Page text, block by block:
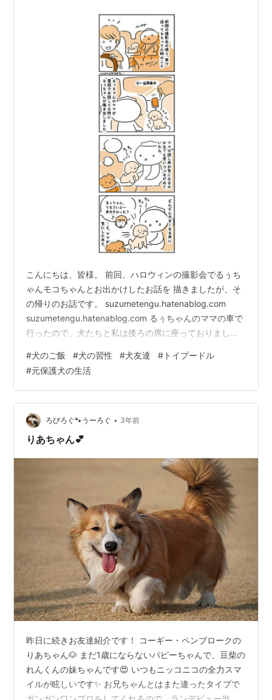
こんにちは、皆様。 前回、ハロウィンの撮影会でるぅち
ゃんモコちゃんとお出かけしたお話を 描きましたが、そ
の帰りのお話です。 suzumetengu.hatenablog.com
suzumetengu.hatenablog.com るぅちゃんのママの車で
行ったので、犬たちと私は後ろの席に座っておりまし
ゃんのママが話し出した時（停車中） るぅちゃんがキュ
ンキュン鳴き出しました。 てんすけは私が電話に出たり
すると家でもちょっと気にして見てきます。 自分以外に
対して声を出してるのが嫌なのか、意外とわんこは そう
いうのを気にすると思うので、るぅちゃ…
#犬のご飯 #犬の習性 #犬友達 # トイプードル
#元保護犬の生活
ろびろぐ🐾うーろぐ • 3年前
りあちゃん💕
昨日に続きお友達紹介です！ コーギー・ペンブロークの
りあちゃん🐶 まだ1歳にならないパピーちゃんで、豆柴の
れんくんの妹ちゃんです😍 いつもニッコニコの全力スマ
イルが眩しいです✨ お兄ちゃんとはまた違ったタイプで